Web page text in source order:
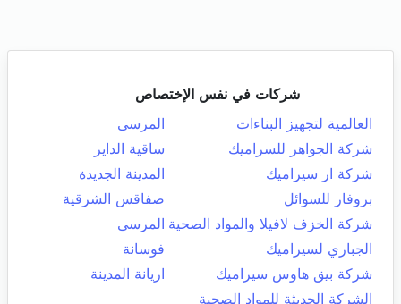
شركات في نفس الإختصاص
العالمية لتجهيز البناءات
المرسى
شركة الجواهر للسراميك
ساقية الداير
شركة ار سيراميك
المدينة الجديدة
بروفار للسوائل
صفاقس الشرقية
شركة الخزف لافيلا والمواد الصحية المرسى
الجباري لسيراميك
فوسانة
شركة بيق هاوس سيراميك
اريانة المدينة
الشركة الحديثة للمواد الصحية